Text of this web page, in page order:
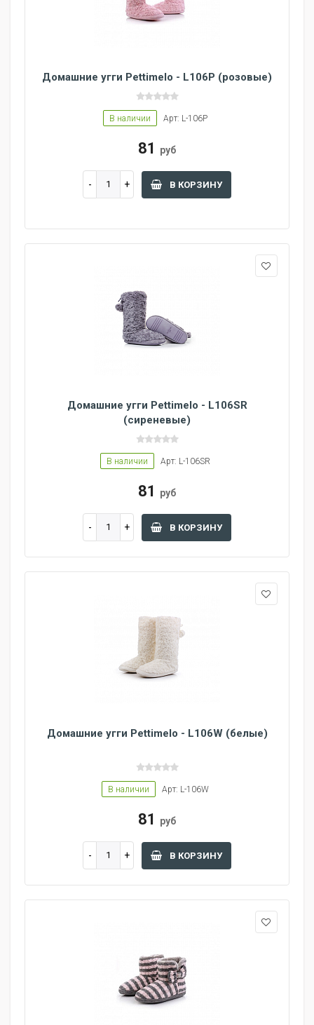
Домашние угги Pettimelo - L106P (розовые)
В наличии Арт: L-106P
81 руб
В КОРЗИНУ
Домашние угги Pettimelo - L106SR
(сиреневые)
В наличии Арт: L-106SR
81 руб
В КОРЗИНУ
Домашние угги Pettimelo - L106W (белые)
В наличии Арт: L-106W
81 руб
В КОРЗИНУ